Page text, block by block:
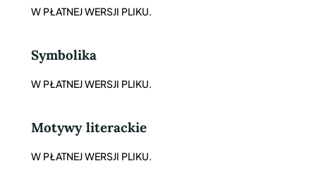
W PŁATNEJ WERSJI PLIKU.
Symbolika
W PŁATNEJ WERSJI PLIKU.
Motywy literackie
W PŁATNEJ WERSJI PLIKU.